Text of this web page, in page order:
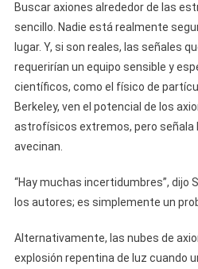
Buscar axiones alrededor de las
sencillo. Nadie está realmente
lugar. Y, si son reales, las señales
requerirían un equipo sensible y
científicos, como el físico de
Berkeley, ven el potencial de los
astrofísicos extremos, pero señala
avecinan.
“Hay muchas incertidumbres”, dijo
los autores; es simplemente un
Alternativamente, las nubes de
explosión repentina de luz cuando